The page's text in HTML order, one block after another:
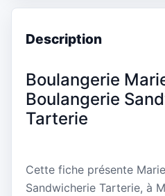
Description
Boulangerie
Boulangerie
Tarterie
Cette fiche présente
Sandwicherie Tarterie, à